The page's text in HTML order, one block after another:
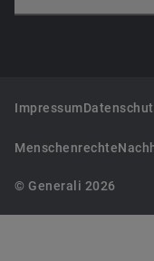
Impressum
Menschenrechte
© Generali 2026